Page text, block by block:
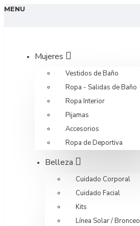
MENU
Mujeres
Vestidos de Baño
Ropa - Salidas de Baño
Ropa Interior
Pijamas
Accesorios
Ropa de Deportiva
Belleza
Cuidado Corporal
Cuidado Facial
Kits
Línea Solar / Bronceo